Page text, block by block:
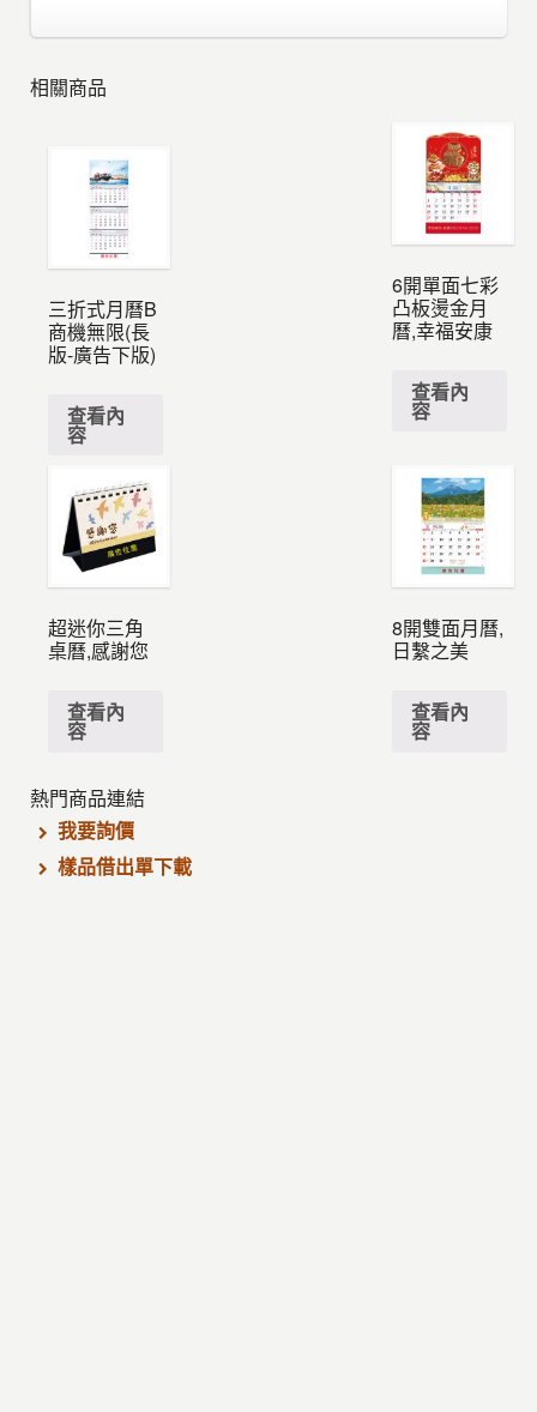
相關商品
三折式月曆B
商機無限(長
版-廣告下版)
查看內
容
6開單面七彩
凸板燙金月
曆,幸福安康
查看內
容
超迷你三角
桌曆,感謝您
查看內
容
8開雙面月曆,
日繫之美
查看內
容
熱門商品連結
我要詢價
樣品借出單下載